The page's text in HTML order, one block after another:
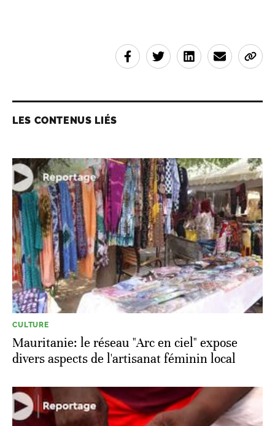
LES CONTENUS LIÉS
CULTURE
Mauritanie: le réseau "Arc en ciel" expose
divers aspects de l'artisanat féminin local